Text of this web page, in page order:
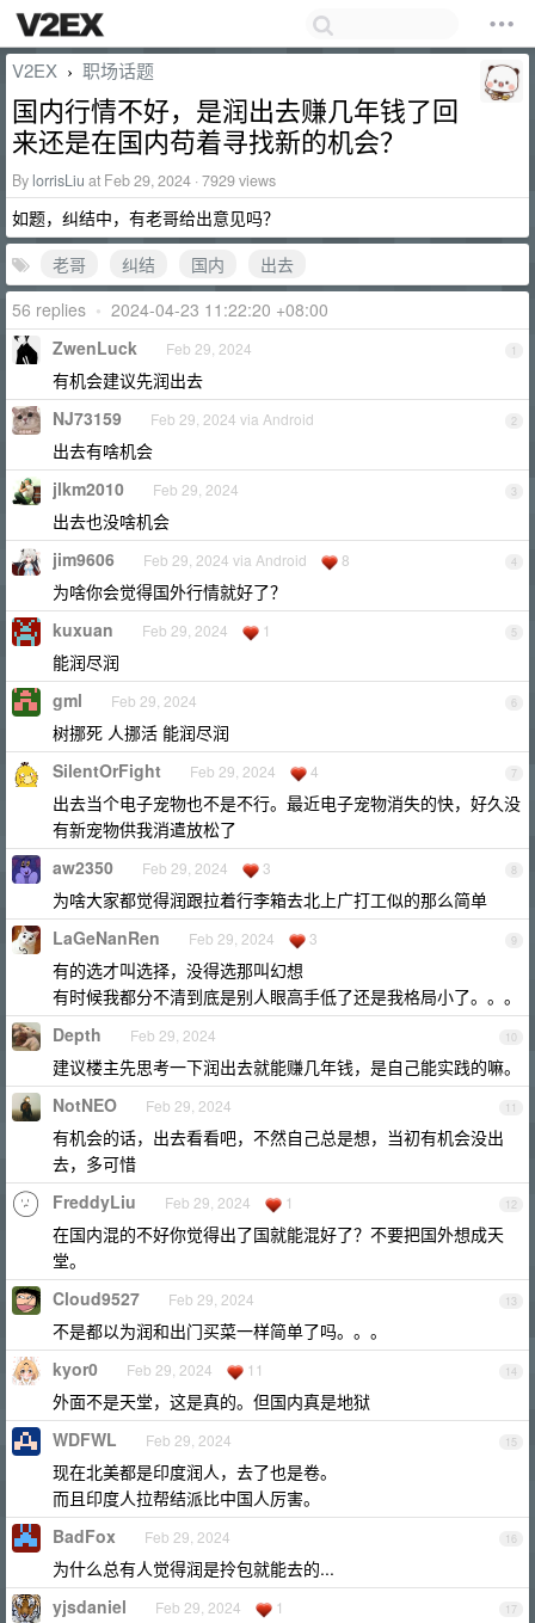
V2EX › 职场话题
国内行情不好，是润出去赚几年钱了回
来还是在国内苟着寻找新的机会？
By lorrisLiu at Feb 29, 2024 · 7929 views
如题，纠结中，有老哥给出意见吗？
老哥
纠结 国内
出去
56 replies • 2024-04-23 11:22:20 +08:00
1
ZwenLuck Feb 29, 2024
有机会建议先润出去
2
NJ73159 Feb 29, 2024 via Android
出去有啥机会
3
jlkm2010 Feb 29, 2024
出去也没啥机会
4
jim9606 Feb 29, 2024 via Android 8
为啥你会觉得国外行情就好了？
5
kuxuan Feb 29, 2024 1
能润尽润
6
gml Feb 29, 2024
树挪死 人挪活 能润尽润
7
SilentOrFight Feb 29, 2024 4
出去当个电子宠物也不是不行。最近电子宠物消失的快，好久没
有新宠物供我消遣放松了
8
aw2350 Feb 29, 2024 3
为啥大家都觉得润跟拉着行李箱去北上广打工似的那么简单
9
LaGeNanRen Feb 29, 2024 3
有的选才叫选择，没得选那叫幻想
有时候我都分不清到底是别人眼高手低了还是我格局小了。。。
10
Depth Feb 29, 2024
建议楼主先思考一下润出去就能赚几年钱，是自己能实践的嘛。
11
NotNEO Feb 29, 2024
有机会的话，出去看看吧，不然自己总是想，当初有机会没出
去，多可惜
12
FreddyLiu Feb 29, 2024 1
在国内混的不好你觉得出了国就能混好了？不要把国外想成天
堂。
13
Cloud9527 Feb 29, 2024
不是都以为润和出门买菜一样简单了吗。。。
14
kyor0 Feb 29, 2024 11
外面不是天堂，这是真的。但国内真是地狱
15
WDFWL Feb 29, 2024
现在北美都是印度润人，去了也是卷。
而且印度人拉帮结派比中国人厉害。
16
BadFox Feb 29, 2024
为什么总有人觉得润是拎包就能去的...
17
yjsdaniel Feb 29, 2024 1